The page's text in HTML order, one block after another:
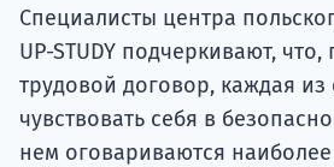
Специалисты центра
UP-STUDY подчеркивают,
трудовой договор, каждая из
чувствовать себя в
нем оговариваются